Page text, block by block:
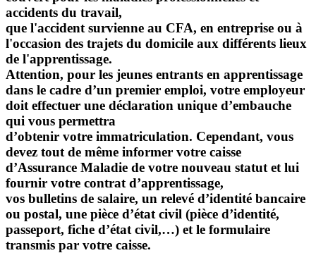
accidents du travail,
que l'accident survienne au CFA, en entreprise ou à
l'occasion des trajets du domicile aux différents lieux
de l'apprentissage.
Attention, pour les jeunes entrants en apprentissage
dans le cadre d’un premier emploi, votre employeur
doit effectuer une déclaration unique d’embauche
qui vous permettra
d’obtenir votre immatriculation. Cependant, vous
devez tout de même informer votre caisse
d’Assurance Maladie de votre nouveau statut et lui
fournir votre contrat d’apprentissage,
vos bulletins de salaire, un relevé d’identité bancaire
ou postal, une pièce d’état civil (pièce d’identité,
passeport, fiche d’état civil,…) et le formulaire
transmis par votre caisse.